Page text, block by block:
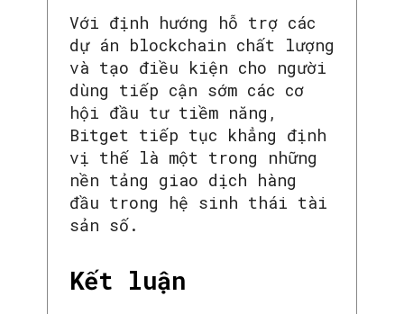
Với định hướng hỗ trợ các
dự án blockchain chất lượng
và tạo điều kiện cho người
dùng tiếp cận sớm các cơ
hội đầu tư tiềm năng,
Bitget tiếp tục khẳng định
vị thế là một trong những
nền tảng giao dịch hàng
đầu trong hệ sinh thái tài
sản số.
Kết luận